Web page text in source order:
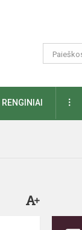
RENGINIAI